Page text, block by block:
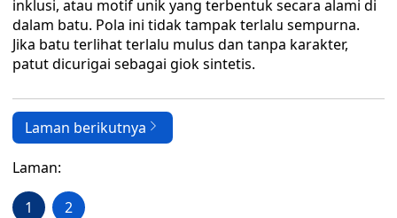
inklusi, atau motif unik yang terbentuk secara alami di
dalam batu. Pola ini tidak tampak terlalu sempurna.
Jika batu terlihat terlalu mulus dan tanpa karakter,
patut dicurigai sebagai giok sintetis.
Laman berikutnya
Laman:
1 2